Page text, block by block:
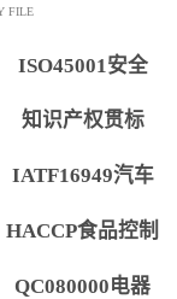
FILE
ISO45001安全
知识产权贯标
IATF16949汽车
HACCP食品控制
QC080000电器